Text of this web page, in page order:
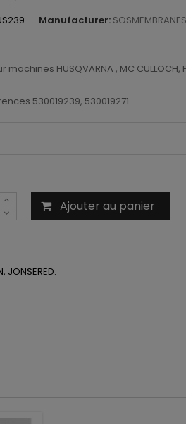
Manufacturer: SOSMEMBRANES
HUSQVARNA , MC CULLOCH,
530019239, 530019271.
Ajouter au panier